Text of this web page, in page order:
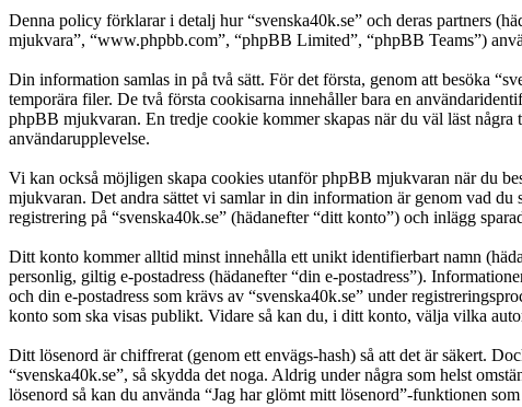
Denna policy förklarar i detalj hur “svenska40k.se” och deras partners
mjukvara”, “www.phpbb.com”, “phpBB Limited”, “phpBB Teams”)
Din information samlas in på två sätt. För det första, genom att besöka
temporära filer. De två första cookisarna innehåller bara en
phpBB mjukvaran. En tredje cookie kommer skapas när du väl läst några
användarupplevelse.
Vi kan också möjligen skapa cookies utanför phpBB mjukvaran när du
mjukvaran. Det andra sättet vi samlar in din information är genom vad
registrering på “svenska40k.se” (hädanefter “ditt konto”) och inlägg
Ditt konto kommer alltid minst innehålla ett unikt identifierbart namn
personlig, giltig e-postadress (hädanefter “din e-postadress”).
och din e-postadress som krävs av “svenska40k.se” under
konto som ska visas publikt. Vidare så kan du, i ditt konto, välja vilka
Ditt lösenord är chiffrerat (genom ett envägs-hash) så att det är säkert.
“svenska40k.se”, så skydda det noga. Aldrig under några som helst
lösenord så kan du använda “Jag har glömt mitt lösenord”-funktionen